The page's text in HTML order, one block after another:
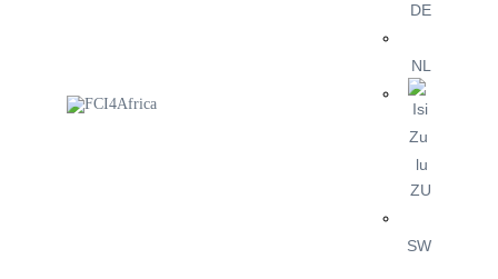
DE
NL
ZU
SW